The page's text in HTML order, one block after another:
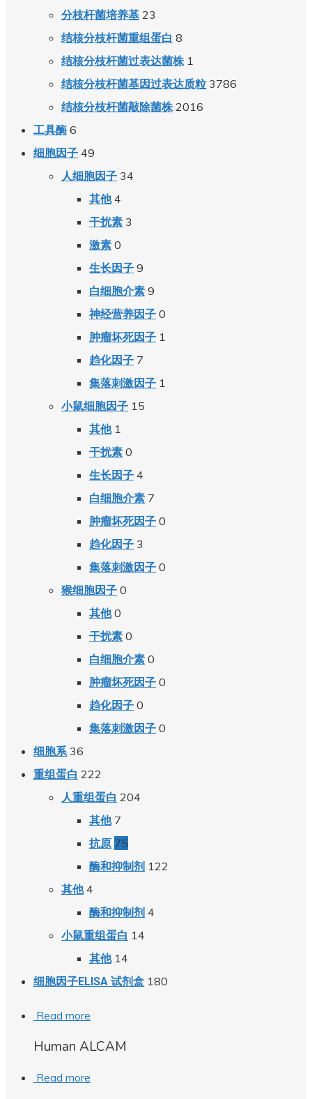
分枝杆菌培养基 23
结核分枝杆菌重组蛋白 8
结核分枝杆菌过表达菌株 1
结核分枝杆菌基因过表达质粒 3786
结核分枝杆菌敲除菌株 2016
工具酶 6
细胞因子 49
人细胞因子 34
其他 4
干扰素 3
激素 0
生长因子 9
白细胞介素 9
神经营养因子 0
肿瘤坏死因子 1
趋化因子 7
集落刺激因子 1
小鼠细胞因子 15
其他 1
干扰素 0
生长因子 4
白细胞介素 7
肿瘤坏死因子 0
趋化因子 3
集落刺激因子 0
猴细胞因子 0
其他 0
干扰素 0
白细胞介素 0
肿瘤坏死因子 0
趋化因子 0
集落刺激因子 0
细胞系 36
重组蛋白 222
人重组蛋白 204
其他 7
抗原 75
酶和抑制剂 122
其他 4
酶和抑制剂 4
小鼠重组蛋白 14
其他 14
细胞因子ELISA 试剂盒 180
Read more
Human ALCAM
Read more